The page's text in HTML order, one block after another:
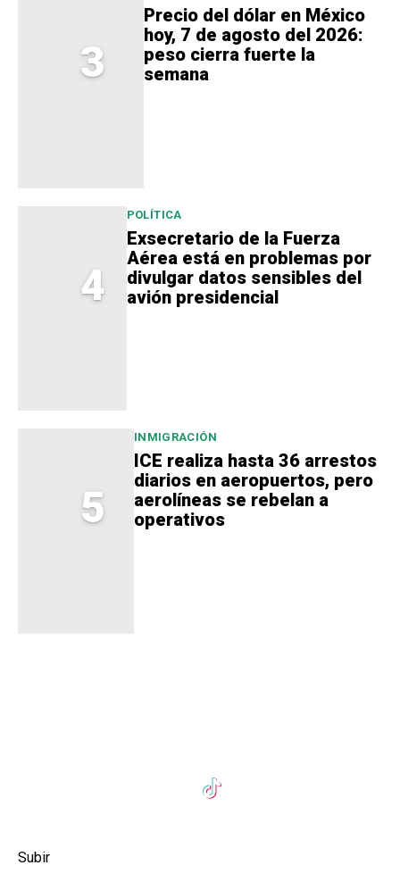
3
Precio del dólar en México
hoy, 7 de agosto del 2026:
peso cierra fuerte la
semana
4
POLÍTICA
Exsecretario de la Fuerza
Aérea está en problemas por
divulgar datos sensibles del
avión presidencial
5
INMIGRACIÓN
ICE realiza hasta 36 arrestos
diarios en aeropuertos, pero
aerolíneas se rebelan a
operativos
Subir